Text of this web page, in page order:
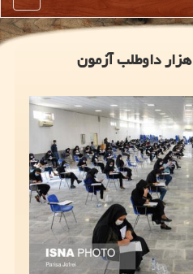
آغاز رقابت بیشتر از ۵۶۲ هزار داوطلب آزمون